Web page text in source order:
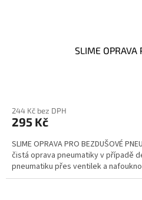
SLIME OPRAVA
244 Kč bez DPH
295 Kč
SLIME OPRAVA PRO BEZDUŠOVÉ
čistá oprava pneumatiky v případě
pneumatiku přes ventilek a